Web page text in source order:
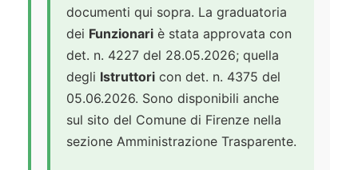
documenti qui sopra. La graduatoria
dei Funzionari è stata approvata con
det. n. 4227 del 28.05.2026; quella
degli Istruttori con det. n. 4375 del
05.06.2026. Sono disponibili anche
sul sito del Comune di Firenze nella
sezione Amministrazione Trasparente.